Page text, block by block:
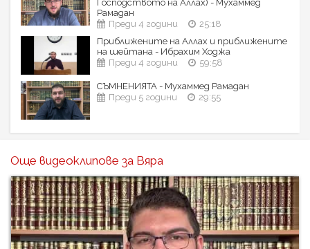
Господството на Аллах) - Мухаммед
Рамадан
Преди 4 години
25:18
Приближените на Аллах и приближените
на шейтана - Ибрахим Ходжа
Преди 4 години
59:58
СЪМНЕНИЯТА - Мухаммед Рамадан
Преди 5 години
29:55
Още видеоклипове за Вяра